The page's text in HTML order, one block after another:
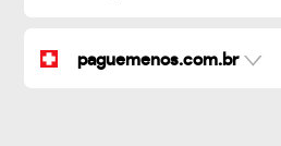
paguemenos.com.br